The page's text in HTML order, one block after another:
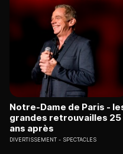
Notre-Dame de Paris -
grandes retrouvailles 25
ans après
DIVERTISSEMENT SPECTACLES